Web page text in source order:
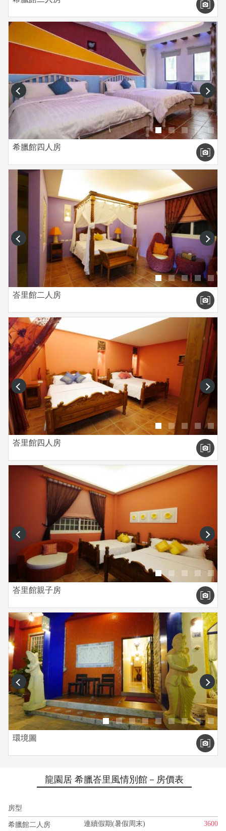
prev next
希臘館四人房
prev next
峇里館二人房
prev next
峇里館四人房
prev next
峇里館親子房
prev next
環境圖
龍園居 希臘峇里風情別館－房價表
房型
希臘館二人房 連續假期(暑假周末) 3600